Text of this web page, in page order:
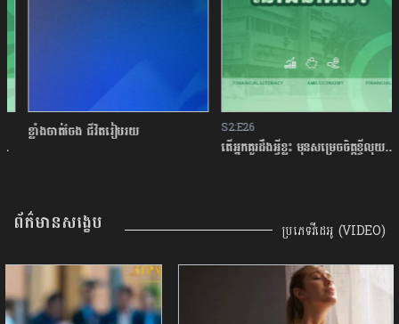
ខ្លាំងចាត់ចែង ជីវិតរៀបរយ S2:E26
តើអ្នកគួរដឹងអ្វីខ្លះ មុនសម្រេចចិត្តខ្ចីលុយនៅធនាគារ?
ព័ត៌មានសង្ខេប ប្រភេទវីដេអូ (VIDEO)